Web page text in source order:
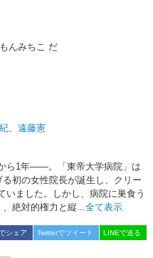
んみちこ だ
、 遠藤憲
ら1年――。「東帝大学病院」は
る初の女性院長が誕生し、クリー
いました。しかし、病院に巣食う
、絶対的権力と縦...全て表示
シェア Twitterでツイート LINEで送る